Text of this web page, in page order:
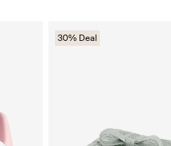
30% Deal